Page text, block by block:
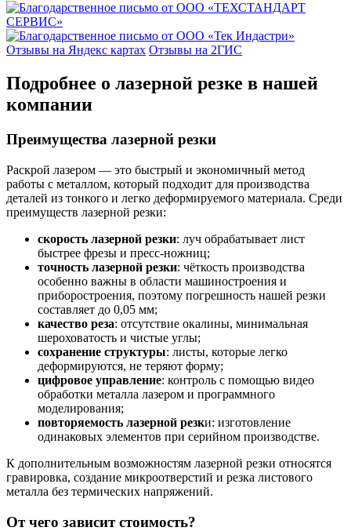
Отзывы на Яндекс картах Отзывы на 2ГИС
Подробнее о лазерной резке в нашей
компании
Преимущества лазерной резки
Раскрой лазером — это быстрый и экономичный метод
работы с металлом, который подходит для производства
деталей из тонкого и легко деформируемого материала. Среди
преимуществ лазерной резки:
скорость лазерной резки: луч обрабатывает лист
быстрее фрезы и пресс-ножниц;
точность лазерной резки: чёткость производства
особенно важны в области машиностроения и
приборостроения, поэтому погрешность нашей резки
составляет до 0,05 мм;
качество реза: отсутствие окалины, минимальная
шероховатость и чистые углы;
сохранение структуры: листы, которые легко
деформируются, не теряют форму;
цифровое управление: контроль с помощью видео
обработки металла лазером и программного
моделирования;
повторяемость лазерной резки: изготовление
одинаковых элементов при серийном производстве.
К дополнительным возможностям лазерной резки относятся
гравировка, создание микроотверстий и резка листового
металла без термических напряжений.
От чего зависит стоимость?